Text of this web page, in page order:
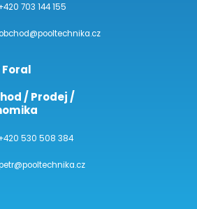
703 144 155
/ Prodej /
530 508 384